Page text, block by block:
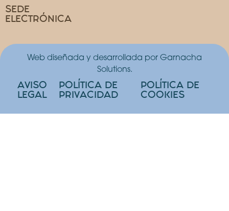
SEDE
ELECTRÓNICA
Web diseñada y desarrollada por Garnacha
Solutions.
AVISO
LEGAL
POLÍTICA DE
PRIVACIDAD
POLÍTICA DE
COOKIES